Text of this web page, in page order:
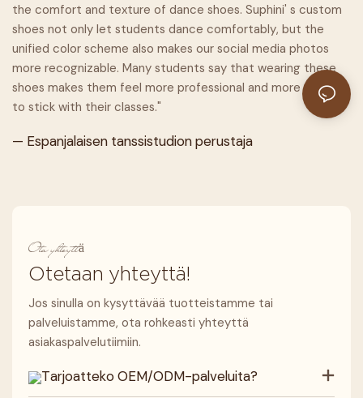
the comfort and texture of dance shoes. Suphini' s custom
shoes not only let students dance comfortably, but the
unified color scheme also makes our social media photos
more recognizable. Many students say that wearing these
shoes makes them feel more professional and more willing
to stick with their classes."
— Espanjalaisen tanssistudion perustaja
Ota yhteyttä
Otetaan yhteyttä!
Jos sinulla on kysyttävää tuotteistamme tai
palveluistamme, ota rohkeasti yhteyttä
asiakaspalvelutiimiin.
Tarjoatteko OEM/ODM-palveluita?